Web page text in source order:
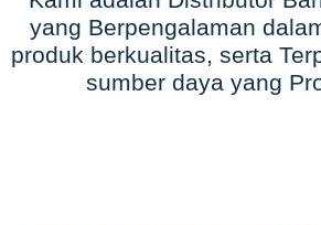
yang Berpengalaman
produk berkualitas, serta
sumber daya yang